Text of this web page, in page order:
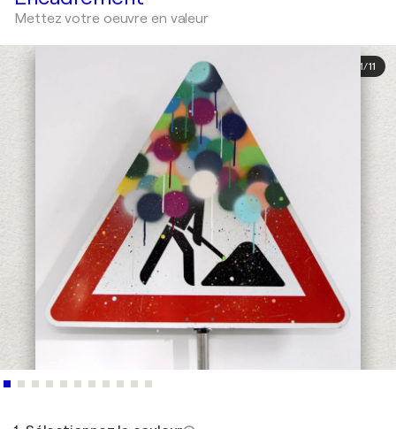
Mettez votre oeuvre en valeur
1/11